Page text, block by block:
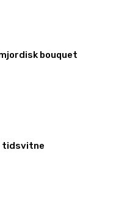
bouquet
tidsvitne